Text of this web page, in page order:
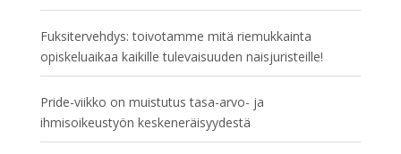
Fuksitervehdys: toivotamme mitä riemukkainta
opiskeluaikaa kaikille tulevaisuuden naisjuristeille!
Pride-viikko on muistutus tasa-arvo- ja
ihmisoikeustyön keskeneräisyydestä